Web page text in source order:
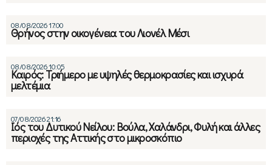
08/08/2026 17:00
Θρήνος στην οικογένεια του Λιονέλ Μέσι
08/08/2026 10:05
Καιρός: Τριήμερο με υψηλές θερμοκρασίες και ισχυρά
μελτέμια
07/08/2026 21:16
Ιός του Δυτικού Νείλου: Βούλα, Χαλάνδρι, Φυλή και άλλες
περιοχές της Αττικής στο μικροσκόπιο